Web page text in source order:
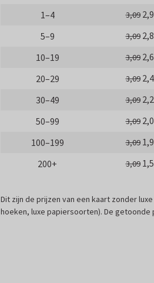
1–4
3,09
5–9
3,09
10–19
3,09
20–29
3,09
30–49
3,09
50–99
3,09
100–199
3,09
200+
3,09
Dit zijn de prijzen van een kaart zonder
hoeken, luxe papiersoorten). De getoonde